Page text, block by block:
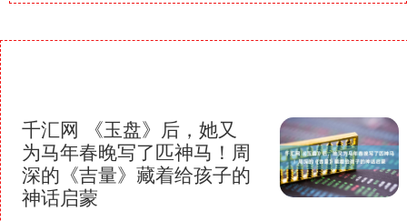
千汇网 《玉盘》后，她又
为马年春晚写了匹神马！周
深的《吉量》藏着给孩子的
神话启蒙